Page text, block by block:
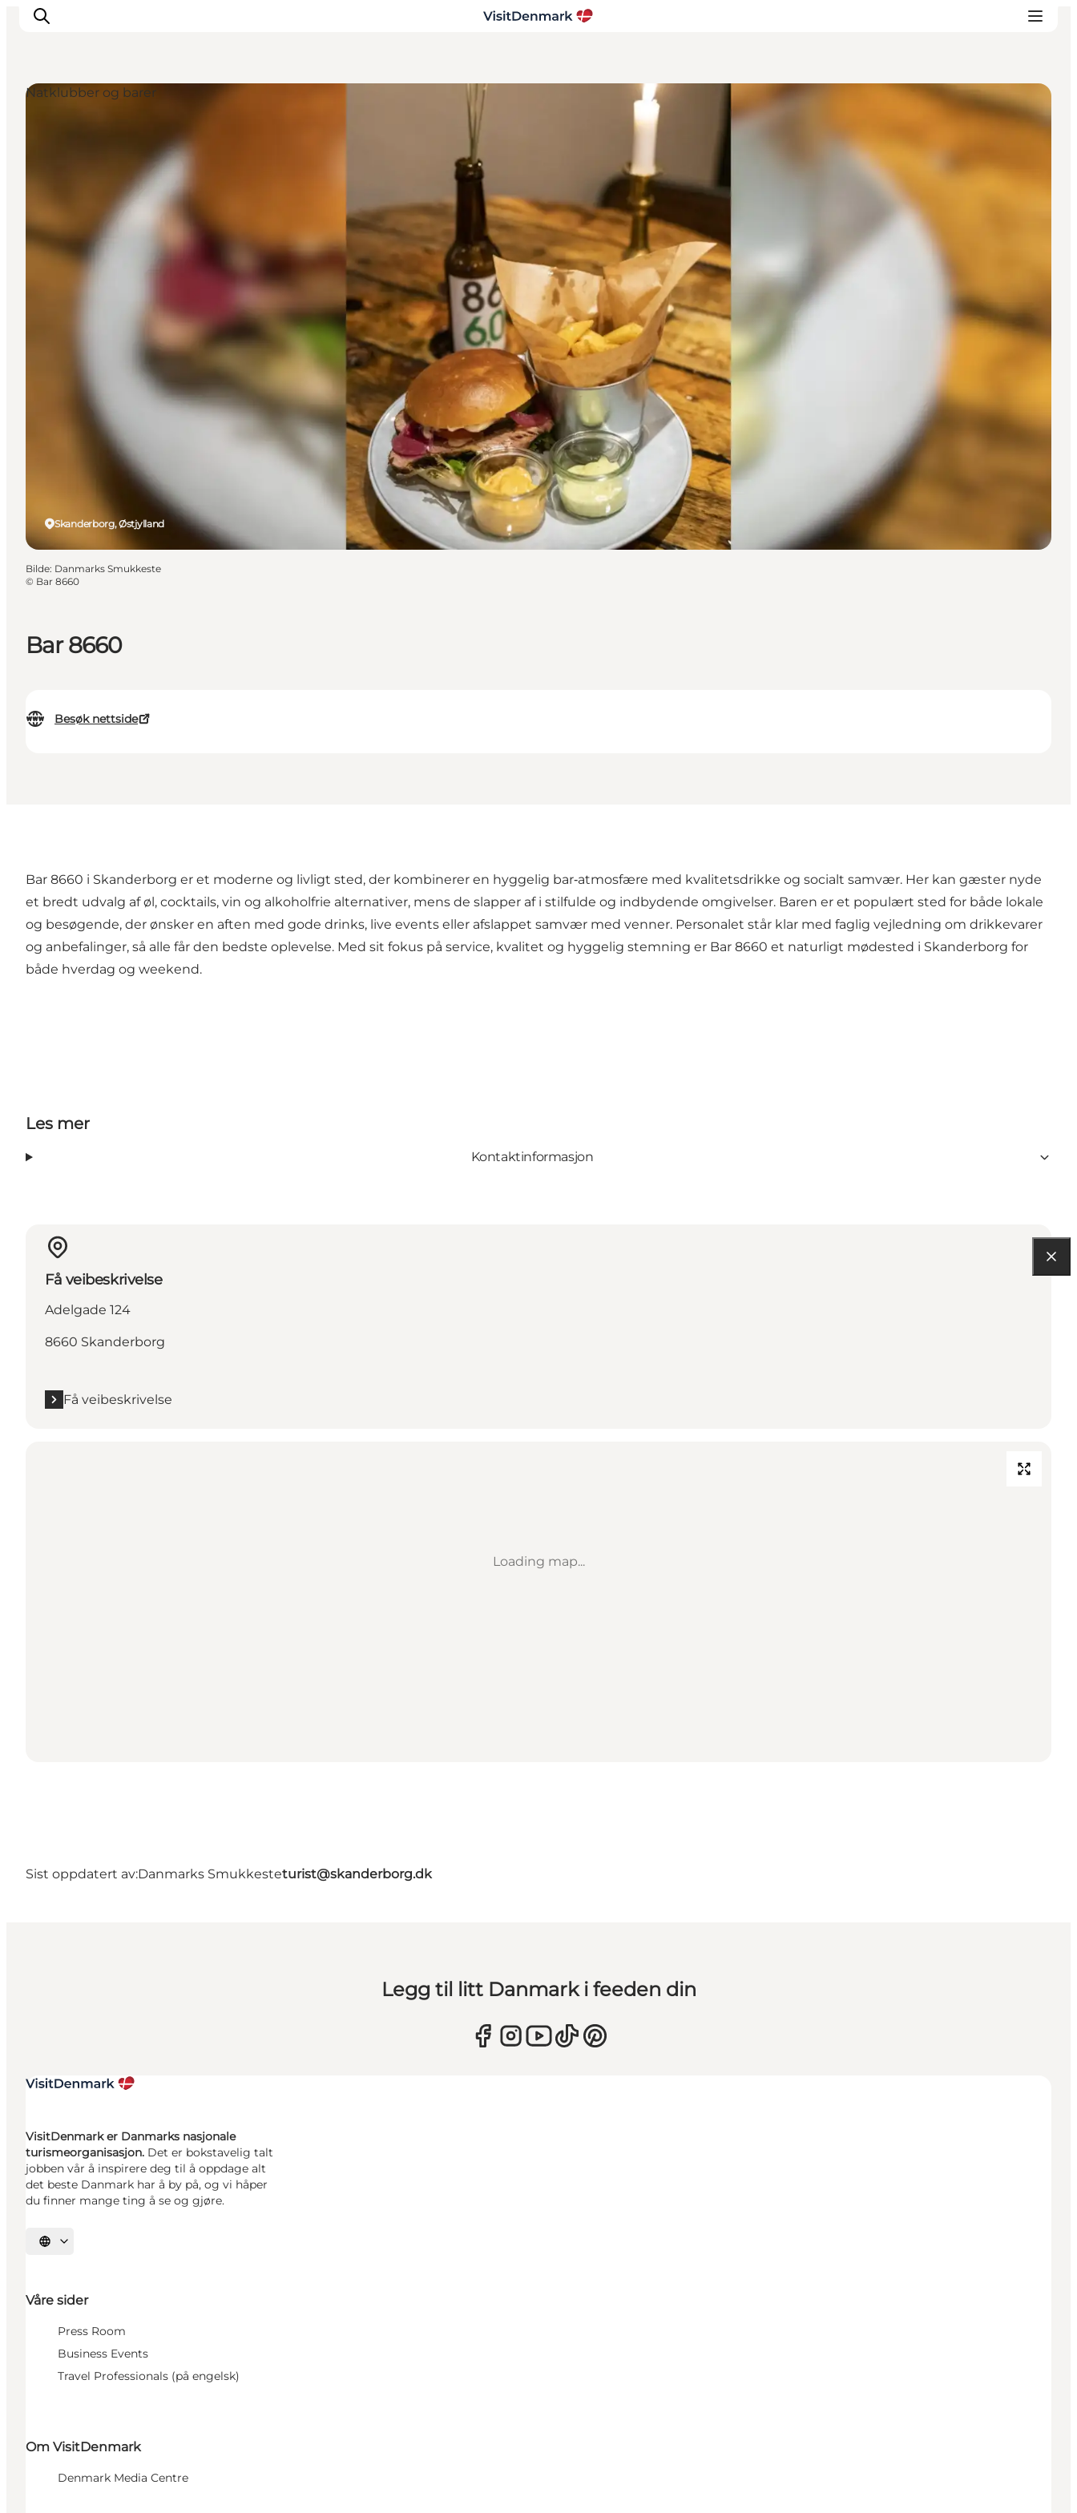
Aktiviteter
Overnatting
Planlegg reisen
Bar 8660
Besøk nettside
Skanderborg, Østjylland
Natklubber og barer
Bilde: Danmarks Smukkeste
© Bar 8660
Bar 8660 i Skanderborg er et moderne og livligt sted, der kombinerer en hyggelig bar‑atmosfære med kvalitetsdrikke og socialt samvær. Her kan gæster nyde
et bredt udvalg af øl, cocktails, vin og alkoholfrie alternativer, mens de slapper af i stilfulde og indbydende omgivelser. Baren er et populært sted for både lokale
og besøgende, der ønsker en aften med gode drinks, live events eller afslappet samvær med venner. Personalet står klar med faglig vejledning om drikkevarer
og anbefalinger, så alle får den bedste oplevelse. Med sit fokus på service, kvalitet og hyggelig stemning er Bar 8660 et naturligt mødested i Skanderborg for
både hverdag og weekend.
Les mer
Kontaktinformasjon
Få veibeskrivelse
Adelgade 124
8660 Skanderborg
Få veibeskrivelse
Loading map...
Sist oppdatert av:Danmarks Smukkesteturist@skanderborg.dk
Legg til litt Danmark i feeden din
VisitDenmark er Danmarks nasjonale
turismeorganisasjon. Det er bokstavelig talt
jobben vår å inspirere deg til å oppdage alt
det beste Danmark har å by på, og vi håper
du finner mange ting å se og gjøre.
Velg språk
Våre sider
Press Room
Business Events
Travel Professionals (på engelsk)
Om VisitDenmark
Denmark Media Centre